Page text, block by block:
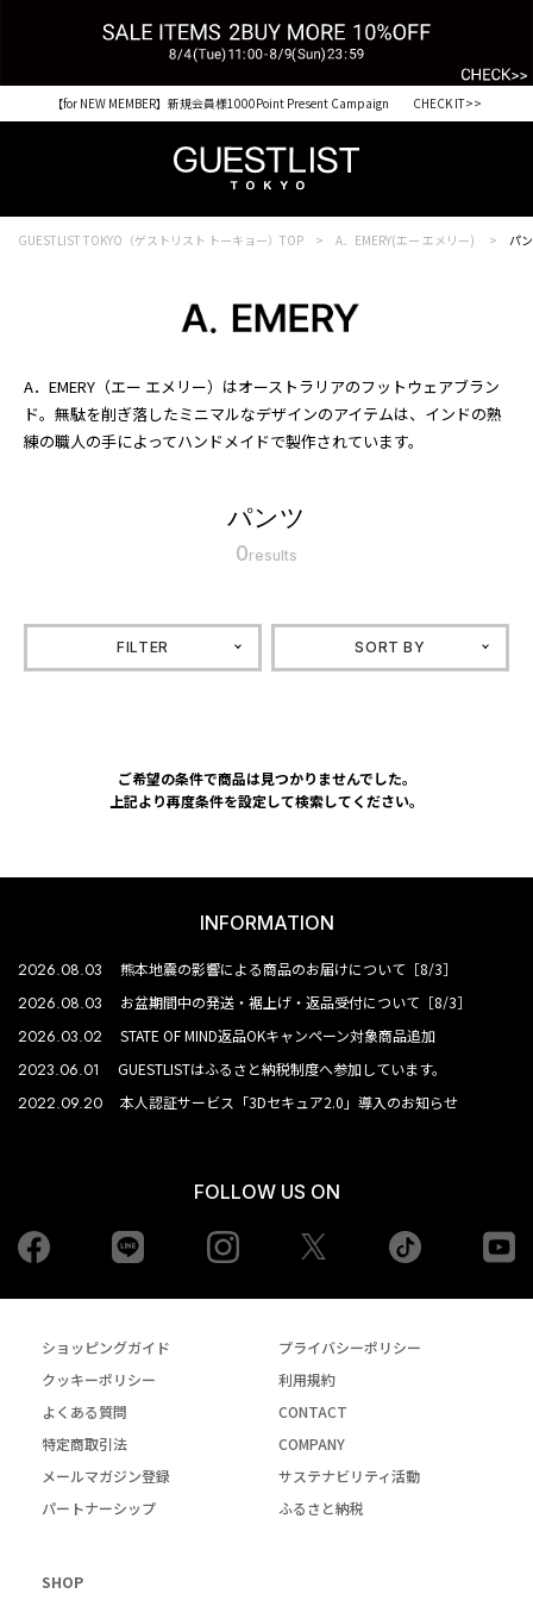
【for NEW MEMBER】新規会員様1000Point Present Campaign CHECK IT>>
GUESTLIST TOKYO（ゲストリスト トーキョー）TOP A．EMERY(エー エメリー) パ
A．EMERY（エー エメリー）はオーストラリアのフットウェアブラン
ド。無駄を削ぎ落したミニマルなデザインのアイテムは、インドの熟
練の職人の手によってハンドメイドで製作されています。
パンツ
0results
FILTER SORT BY
ご希望の条件で商品は見つかりませんでした。
上記より再度条件を設定して検索してください。
INFORMATION
2026.08.03 熊本地震の影響による商品のお届けについて［8/3］
2026.08.03 お盆期間中の発送・裾上げ・返品受付について［8/3］
2026.03.02 STATE OF MIND返品OKキャンペーン対象商品追加
2023.06.01 GUESTLISTはふるさと納税制度へ参加しています。
2022.09.20 本人認証サービス「3Dセキュア2.0」導入のお知らせ
FOLLOW US ON
Facebook Instagram tiktok
ショッピングガイド
プライバシーポリシー
クッキーポリシー
利用規約
よくある質問
CONTACT
特定商取引法
COMPANY
メールマガジン登録
サステナビリティ活動
パートナーシップ
ふるさと納税
SHOP